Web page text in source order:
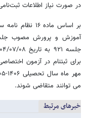
در صورت نیاز اطلاعات
بر اساس
می توانند متقاضی شوند.
خبرهای مرتبط